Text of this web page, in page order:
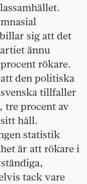
sig att det
ännu
rökare.
den politiska
tillfaller
tre procent av
håll.
statistik
är att rökare i
tack vare